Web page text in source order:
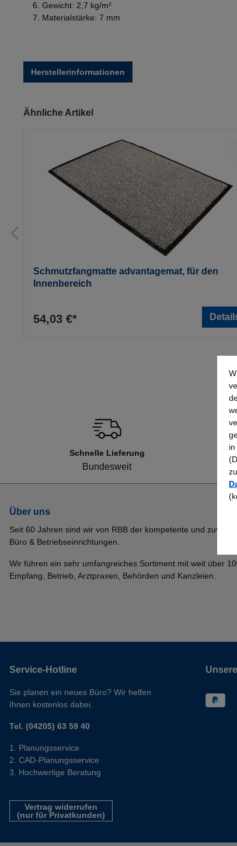
Gewicht: 2,7 kg/m²
Materialstärke: 7 mm
Herstellerinformationen
Produktgalerie überspringen
Ähnliche Artikel
Schmutzfangmatte advantagemat, für den
Innenbereich
54,03 €*
Schnelle Lieferung
Bundesweit
Über uns
Seit 60 Jahren sind wir von RBB der kompetente und
Büro & Betriebseinrichtungen.
Wir führen ein sehr umfangreiches Sortiment mit weit über
Empfang, Betrieb, Arztpraxen, Behörden und Kanzleien.
Service-Hotline
Sie planen ein neues Büro? Wir helfen
Ihnen kostenlos dabei.
Tel. (04205) 63 59 40
Planungsservice
CAD-Planungsservice
Hochwertige Beratung
Vertrag widerrufen
(nur für Privatkunden)